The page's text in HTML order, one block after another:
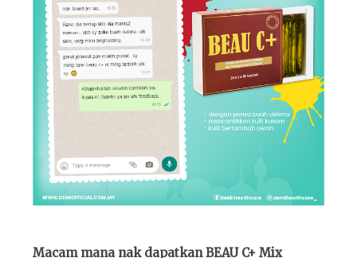
Macam mana nak dapatkanBEAU C+ Mix